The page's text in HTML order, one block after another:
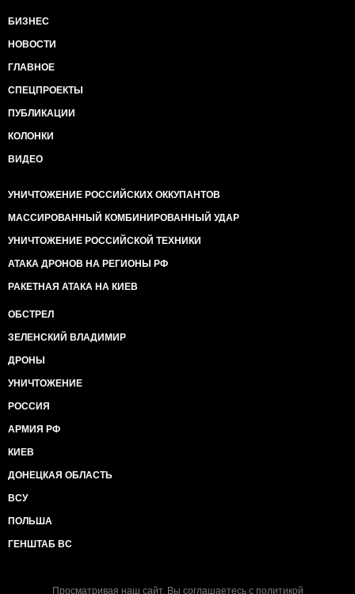
БИЗНЕС
НОВОСТИ
ГЛАВНОЕ
СПЕЦПРОЕКТЫ
ПУБЛИКАЦИИ
КОЛОНКИ
ВИДЕО
УНИЧТОЖЕНИЕ РОССИЙСКИХ ОККУПАНТОВ
МАССИРОВАННЫЙ КОМБИНИРОВАННЫЙ УДАР
УНИЧТОЖЕНИЕ РОССИЙСКОЙ ТЕХНИКИ
АТАКА ДРОНОВ НА РЕГИОНЫ РФ
РАКЕТНАЯ АТАКА НА КИЕВ
ОБСТРЕЛ
ЗЕЛЕНСКИЙ ВЛАДИМИР
ДРОНЫ
УНИЧТОЖЕНИЕ
РОССИЯ
АРМИЯ РФ
КИЕВ
ДОНЕЦКАЯ ОБЛАСТЬ
ВСУ
ПОЛЬША
ГЕНШТАБ ВС
Просматривая наш сайт, Вы соглашаетесь с политикой